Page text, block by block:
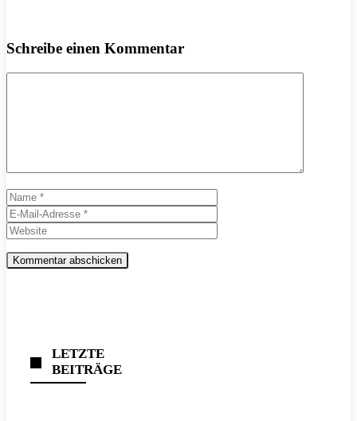
Schreibe einen Kommentar
Name
Mail-
Adresse
LETZTE
BEITRÄGE